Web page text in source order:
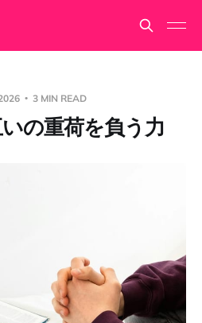
3 MIN READ
の重荷を負う力